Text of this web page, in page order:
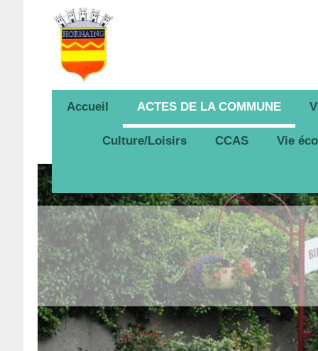
Accueil ACTES DE LA COMMUNE
Culture/Loisirs CCAS Vie